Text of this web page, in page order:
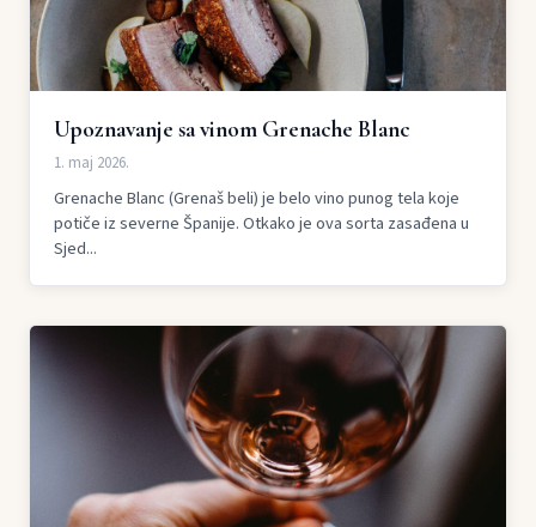
Upoznavanje sa vinom Grenache Blanc
1. maj 2026.
Grenache Blanc (Grenaš beli) je belo vino punog tela koje
potiče iz severne Španije. Otkako je ova sorta zasađena u
Sjed...